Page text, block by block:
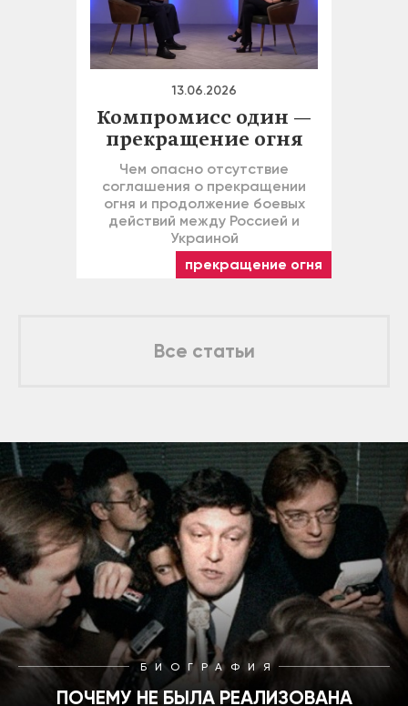
13.06.2026
Компромисс один —
прекращение огня
Чем опасно отсутствие
соглашения о прекращении
огня и продолжение боевых
действий между Россией и
Украиной
прекращение огня
Все статьи
БИОГРАФИЯ
ПОЧЕМУ НЕ БЫЛА РЕАЛИЗОВАНА